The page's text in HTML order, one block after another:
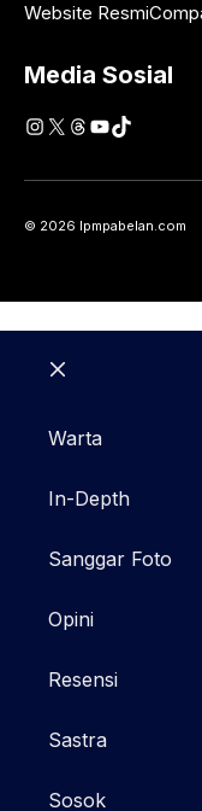
Website Resmi
Media Sosial
Instagram
X Threads
YouTube
TikTok
© 2026 lpmpabelan.com
Warta
In-Depth
Sanggar Foto
Opini
Resensi
Sastra
Sosok